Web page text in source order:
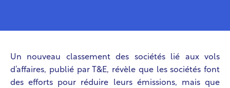
Un nouveau classement des sociétés lié aux vols
d’affaires, publié par T&E, révèle que les sociétés font
des efforts pour réduire leurs émissions, mais que